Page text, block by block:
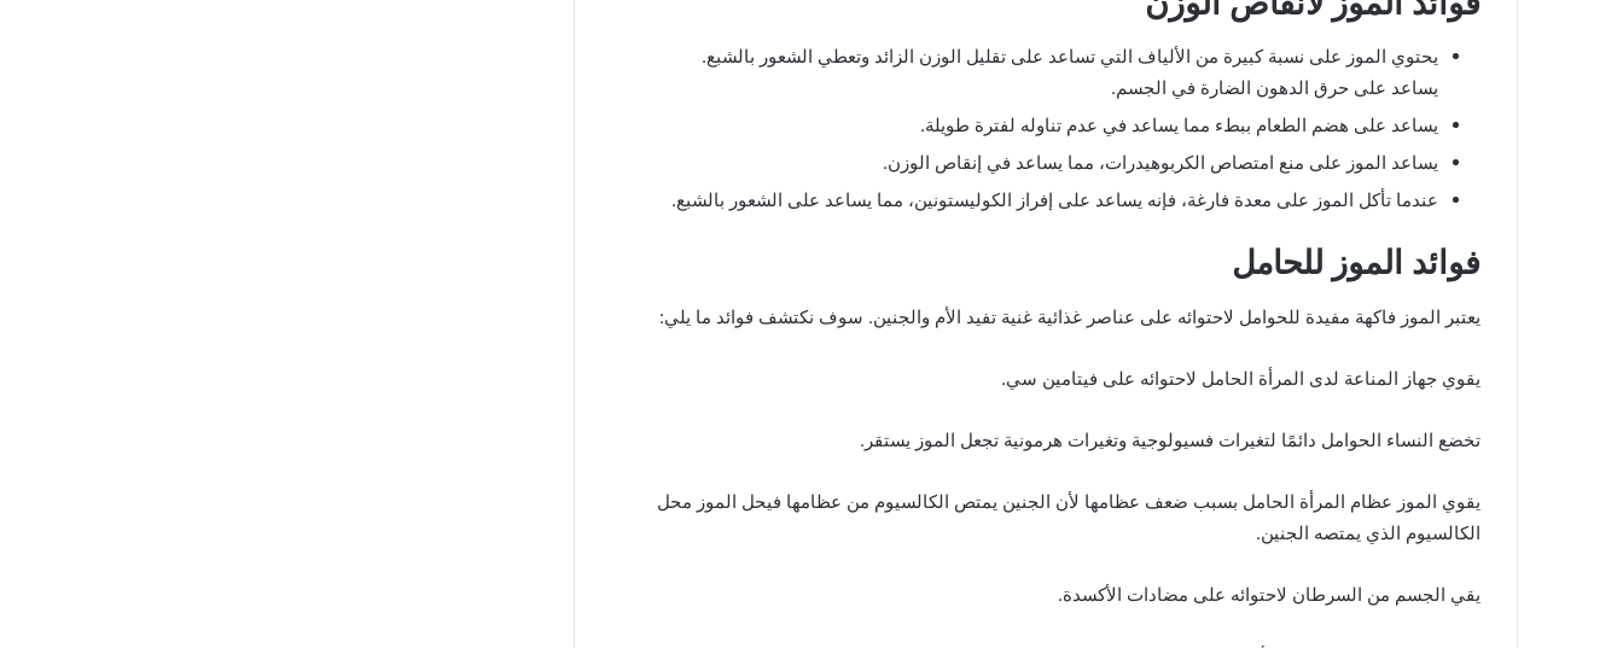
يحتوي الموز على نسبة كبيرة من الألياف التي تساعد على تقليل الوزن الزائد وتعطي الشعور بالشبع.
يساعد على حرق الدهون الضارة في الجسم.
يساعد على هضم الطعام ببطء مما يساعد في عدم تناوله لفترة طويلة.
يساعد الموز على منع امتصاص الكربوهيدرات، مما يساعد في إنقاص الوزن.
عندما تأكل الموز على معدة فارغة، فإنه يساعد على إفراز الكوليستونين، مما يساعد على الشعور بالشبع.
فوائد الموز للحامل
يعتبر الموز فاكهة مفيدة للحوامل لاحتوائه على عناصر غذائية غنية تفيد الأم والجنين. سوف نكتشف فوائد ما يلي:
يقوي جهاز المناعة لدى المرأة الحامل لاحتوائه على فيتامين سي.
تخضع النساء الحوامل دائمًا لتغيرات فسيولوجية وتغيرات هرمونية تجعل الموز يستقر.
يقوي الموز عظام المرأة الحامل بسبب ضعف عظامها لأن الجنين يمتص الكالسيوم من عظامها فيحل الموز محل
الكالسيوم الذي يمتصه الجنين.
يقي الجسم من السرطان لاحتوائه على مضادات الأكسدة.